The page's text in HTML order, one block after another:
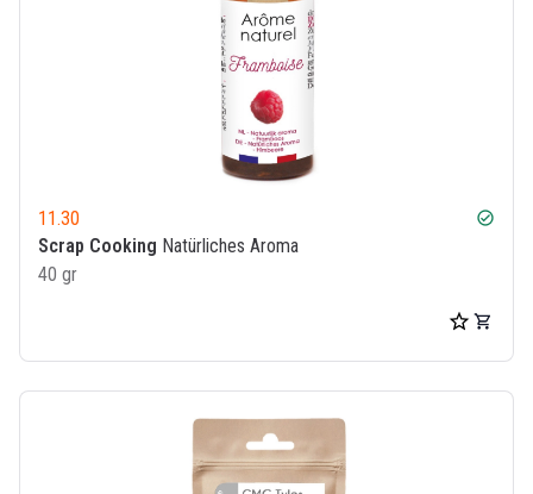
11.30 check_circle
Scrap Cooking Natürliches Aroma
40 gr